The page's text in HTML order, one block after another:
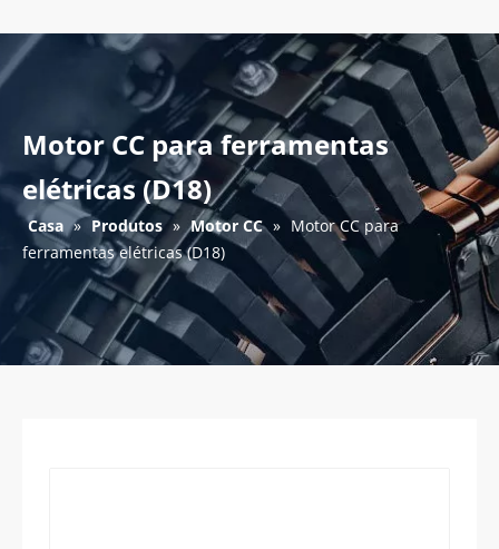
Motor CC para ferramentas
elétricas (D18)
Casa » Produtos » Motor CC » Motor CC para
ferramentas elétricas (D18)